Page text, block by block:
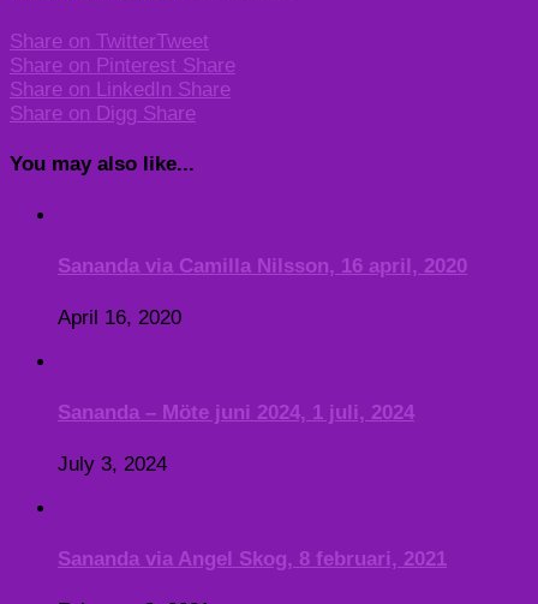
Share on TwitterTweet
Share on Pinterest Share
Share on LinkedIn Share
Share on Digg Share
You may also like...
Sananda via Camilla Nilsson, 16 april, 2020
April 16, 2020
Sananda – Möte juni 2024, 1 juli, 2024
July 3, 2024
Sananda via Angel Skog, 8 februari, 2021